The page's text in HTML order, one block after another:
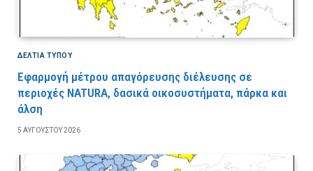
ΔΕΛΤΙΑ ΤΥΠΟΥ
Εφαρμογή μέτρου απαγόρευσης διέλευσης σε
περιοχές NATURA, δασικά οικοσυστήματα, πάρκα και
άλση
5 ΑΥΓΟΎΣΤΟΥ 2026